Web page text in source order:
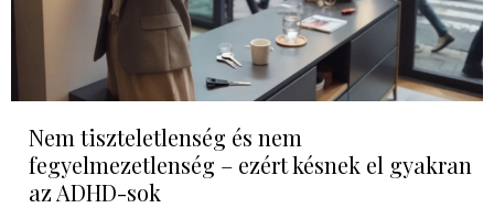
Nem tiszteletlenség és nem
fegyelmezetlenség – ezért késnek el gyakran
az ADHD-sok